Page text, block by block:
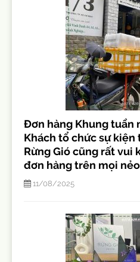
Đơn hàng Khung tuần
Khách tổ chức sự kiện
Rừng Gió cũng rất vui
đơn hàng trên mọi
11/08/2025